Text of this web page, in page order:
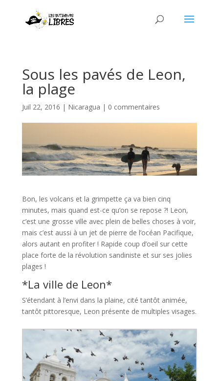
Sous les pavés de Leon,
la plage
Juil 22, 2016 | Nicaragua | 0 commentaires
Bon, les volcans et la grimpette ça va bien cinq
minutes, mais quand est-ce qu’on se repose ?! Leon,
c’est une grosse ville avec plein de belles choses à voir,
mais c’est aussi à un jet de pierre de l’océan Pacifique,
alors autant en profiter ! Rapide coup d’oeil sur cette
place forte de la révolution sandiniste et sur ses jolies
plages !
*La ville de Leon*
S’étendant à l’envi dans la plaine, cité tantôt animée,
tantôt pittoresque, Leon présente de multiples visages.